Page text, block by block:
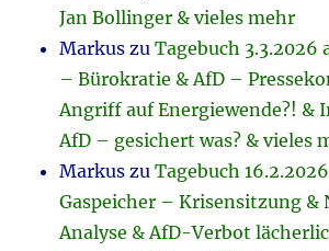
Jan Bollinger & vieles mehr
Markus zuTagebuch 3.3.2026
– Bürokratie & AfD –
Angriff auf Energiewende?! &
AfD – gesichert was? & vieles
Markus zuTagebuch
Gaspeicher – Krisensitzung &
Analyse & AfD-Verbot